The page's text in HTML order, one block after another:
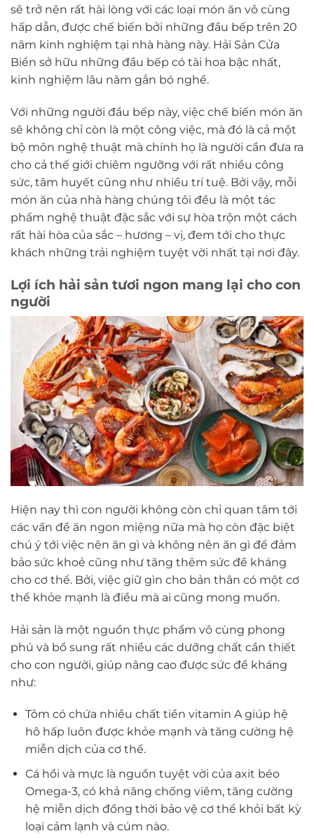
sẽ trở nên rất hài lòng với các loại món ăn vô cùng
hấp dẫn, được chế biến bởi những đầu bếp trên 20
năm kinh nghiệm tại nhà hàng này. Hải Sản Cửa
Biển sở hữu những đầu bếp có tài hoa bậc nhất,
kinh nghiệm lâu năm gắn bó nghề.
Với những người đầu bếp này, việc chế biến món ăn
sẽ không chỉ còn là một công việc, mà đó là cả một
bộ môn nghệ thuật mà chính họ là người cần đưa ra
cho cả thế giới chiêm ngưỡng với rất nhiều công
sức, tâm huyết cũng như nhiều trí tuệ. Bởi vậy, mỗi
món ăn của nhà hàng chúng tôi đều là một tác
phẩm nghệ thuật đặc sắc với sự hòa trộn một cách
rất hài hòa của sắc – hương – vị, đem tới cho thực
khách những trải nghiệm tuyệt vời nhất tại nơi đây.
Lợi ích hải sản tươi ngon mang lại cho con
người
Hiện nay thì con người không còn chỉ quan tâm tới
các vấn đề ăn ngon miệng nữa mà họ còn đặc biệt
chú ý tới việc nên ăn gì và không nên ăn gì để đảm
bảo sức khoẻ cũng như tăng thêm sức đề kháng
cho cơ thể. Bởi, việc giữ gìn cho bản thân có một cơ
thể khỏe mạnh là điều mà ai cũng mong muốn.
Hải sản là một nguồn thực phẩm vô cùng phong
phú và bổ sung rất nhiều các dưỡng chất cần thiết
cho con người, giúp nâng cao được sức đề kháng
như:
Tôm có chứa nhiều chất tiền vitamin A giúp hệ
hô hấp luôn được khỏe mạnh và tăng cường hệ
miễn dịch của cơ thể.
Cá hồi và mực là nguồn tuyệt vời của axit béo
Omega-3, có khả năng chống viêm, tăng cường
hệ miễn dịch đồng thời bảo vệ cơ thể khỏi bất kỳ
loại cảm lạnh và cúm nào.